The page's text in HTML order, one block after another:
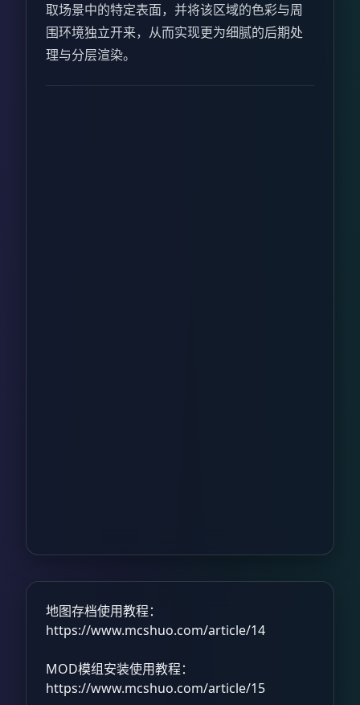
取场景中的特定表面，并将该区域的色彩与周
围环境独立开来，从而实现更为细腻的后期处
理与分层渲染。
地图存档使用教程：
https://www.mcshuo.com/article/14
MOD模组安装使用教程：
https://www.mcshuo.com/article/15